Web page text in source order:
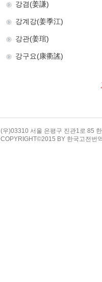
(우)03310 서울 은평구 진관1로 85
COPYRIGHT©2015 BY 한국고전번